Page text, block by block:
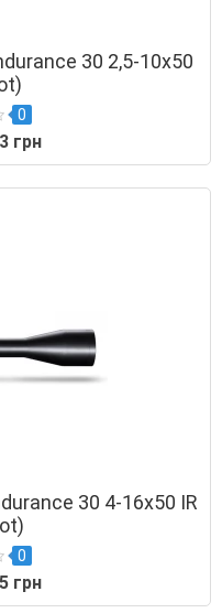
30 2,5-10х50
0
грн
30 4-16х50 IR
0
грн